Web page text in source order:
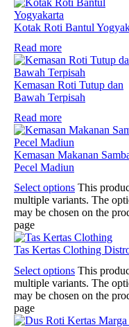
Kotak Roti Bantul
Read more
Kemasan Roti Tutup dan
Bawah Terpisah
Read more
Kemasan Makanan
Pecel Madiun
Select options This
multiple variants. The
may be chosen on the
page
Tas Kertas Clothing
Select options This
multiple variants. The
may be chosen on the
page